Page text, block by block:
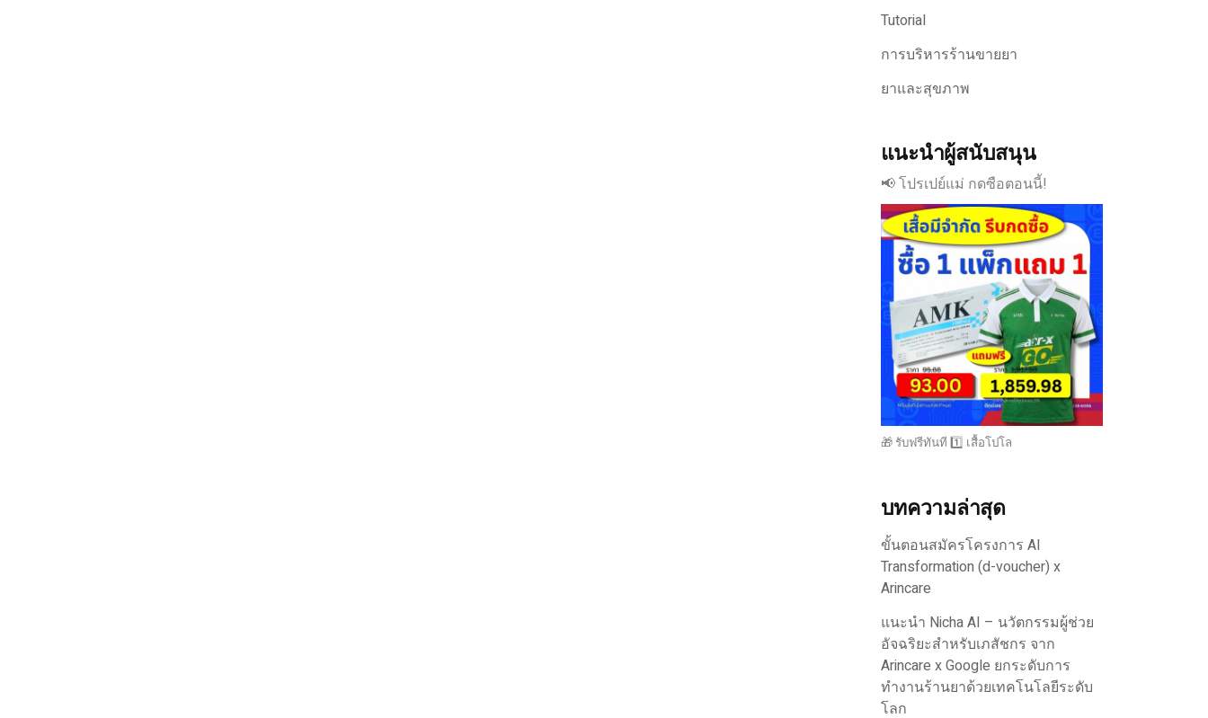
Tutorial
การบริหารร้านขายยา
ยาและสุขภาพ
แนะนำผู้สนับสนุน
📢 โปรเปย์แม่ กดซือตอนนี้!
🎁 รับฟรีทันที 1️⃣ เสื้อโปโล
บทความล่าสุด
ขั้นตอนสมัครโครงการ AI
Transformation (d-voucher) x
Arincare
แนะนำ Nicha AI – นวัตกรรมผู้ช่วย
อัจฉริยะสำหรับเภสัชกร จาก
Arincare x Google ยกระดับการ
ทำงานร้านยาด้วยเทคโนโลยีระดับ
โลก